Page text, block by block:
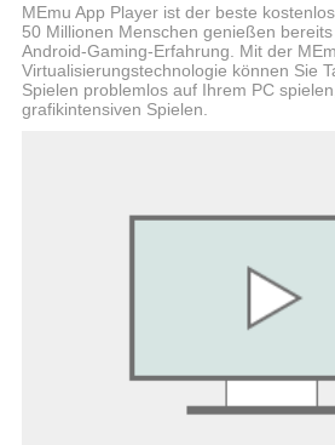
MEmu App Player ist der beste
50 Millionen Menschen genießen
Android-Gaming-Erfahrung. Mit der
Virtualisierungstechnologie können Sie
Spielen problemlos auf Ihrem PC
grafikintensiven Spielen.